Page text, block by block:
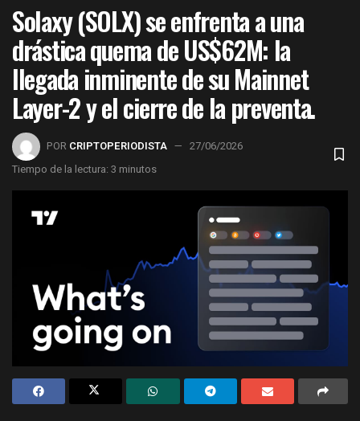
Solaxy (SOLX) se enfrenta a una
drástica quema de US$62M: la
llegada inminente de su Mainnet
Layer-2 y el cierre de la preventa.
POR CRIPTOPERIODISTA
27/06/2026
Tiempo de la lectura: 3 minutos